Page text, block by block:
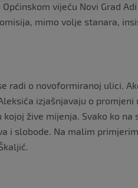
vijeću Novi Grad
mimo volje stanara,
radi o novoformiranoj ulici.
izjašnjavaju o promjeni
žive mijenja. Svako ko na
i slobode. Na malim